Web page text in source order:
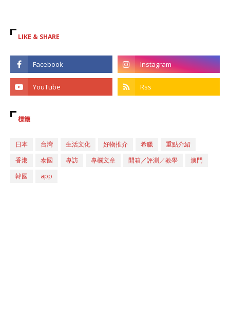
LIKE & SHARE
標籤
日本 台灣 生活文化 好物推介 希臘
重點介紹
香港
泰國 專訪 專欄文章 開箱／評測／教學
澳門
韓國
app